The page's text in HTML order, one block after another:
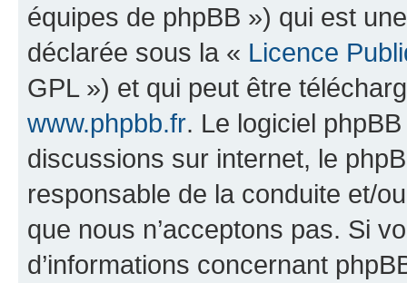
équipes de phpBB ») qui est
déclarée sous la « Licence
GPL ») et qui peut être
www.phpbb.fr. Le logiciel
discussions sur internet, le
responsable de la conduite et/
que nous n’acceptons pas. Si
d’informations concernant